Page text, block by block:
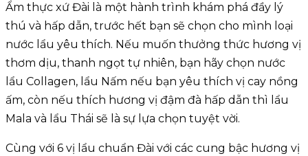
Ẩm thực xứ Đài là một hành trình khám phá đầy lý
thú và hấp dẫn, trước hết bạn sẽ chọn cho mình loại
nước lẩu yêu thích. Nếu muốn thưởng thức hương vị
thơm dịu, thanh ngọt tự nhiên, bạn hãy chọn nước
lẩu Collagen, lẩu Nấm nếu bạn yêu thích vị cay nồng
ấm, còn nếu thích hương vị đậm đà hấp dẫn thì lẩu
Mala và lẩu Thái sẽ là sự lựa chọn tuyệt vời.
Cùng với 6 vị lẩu chuẩn Đài với các cung bậc hương vị